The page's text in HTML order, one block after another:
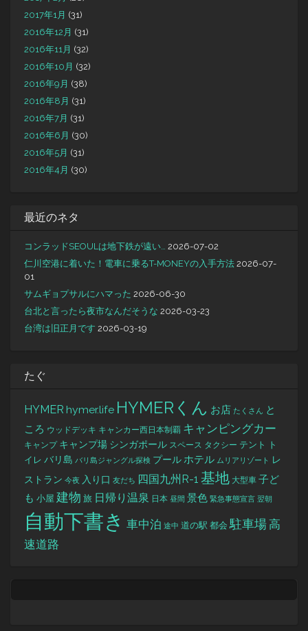
2017年1月 (31)
2016年12月 (31)
2016年11月 (32)
2016年10月 (32)
2016年9月 (38)
2016年8月 (31)
2016年7月 (31)
2016年6月 (30)
2016年5月 (31)
2016年4月 (30)
最近のネタ
コンラッドSEOULは地下鉄が遠い… 2026-07-02
仁川空港に着いた！電車に乗るT-MONEYの入手方法 2026-07-
01
サムギョプサルにハマった 2026-06-30
台北と言ったら夜市なんだそうな 2026-03-23
台湾は旧正月です 2026-03-19
たぐ
HYMER hymer.life HYMERくん お店 たくさん と
ころ ウッドデッキ キャンカー西日本制覇 キャンピングカー
キャンプ キャンプ場 シンガポール スペース タクシー テント
ト
イレ バリ島 バリ島ジャングル探検 プールホテル ムリアリゾート
レ
ストラン 今夜 入り口 友だち 四国九州R-1 基地 大型車 子ど
も 小屋 建物 旅 日帰り温泉 日本 昼間 景色 緊急事態宣言 翌朝
自動下書き 車中泊 途中 道の駅 都会 駐車場高
速道路